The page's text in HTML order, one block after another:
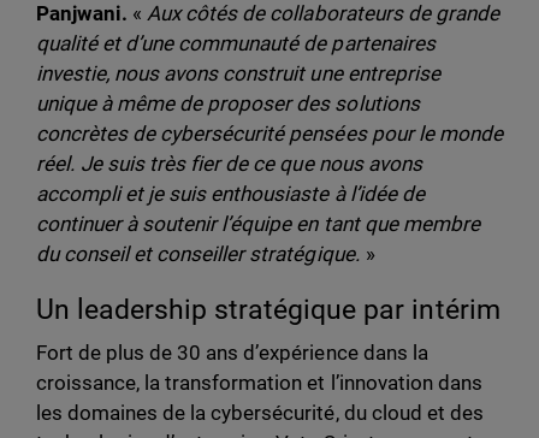
Panjwani. «Aux côtés de collaborateurs de grande
qualité et d’une communauté de partenaires
investie, nous avons construit une entreprise
unique à même de proposer des solutions
concrètes de cybersécurité pensées pour le monde
réel. Je suis très fier de ce que nous avons
accompli et je suis enthousiaste à l’idée de
continuer à soutenir l’équipe en tant que membre
du conseil et conseiller stratégique. »
Un leadership stratégique par intérim
Fort de plus de 30 ans d’expérience dans la
croissance, la transformation et l’innovation dans
les domaines de la cybersécurité, du cloud et des